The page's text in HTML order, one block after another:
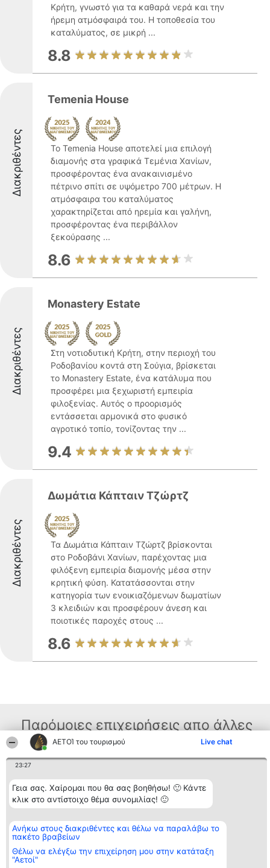
ΑΕΤΟΊ του τουρισμού Live chat
23:27
Γεια σας. Χαίρομαι που θα σας βοηθήσω! 🙂 Κάντε
κλικ στο αντίστοιχο θέμα συνομιλίας! 🙂
Ανήκω στους διακριθέντες και θέλω να παραλάβω το
πακέτο βραβείων
Θέλω να ελέγξω την επιχείρηση μου στην κατάταξη
"Αετοί"
Κρήτη, γνωστό για τα καθαρά νερά και την
ήρεμη ατμόσφαιρά του. Η τοποθεσία του
καταλύματος, σε μικρή ...
8.8
Διακριθέντες
Temenia House
Το Temenia House αποτελεί μια επιλογή
διαμονής στα γραφικά Τεμένια Χανίων,
προσφέροντας ένα ανακαινισμένο
πέτρινο σπίτι σε υψόμετρο 700 μέτρων. Η
ατμόσφαιρα του καταλύματος
χαρακτηρίζεται από ηρεμία και γαλήνη,
προσφέροντας ένα περιβάλλον
ξεκούρασης ...
8.6
Διακριθέντες
Monastery Estate
Στη νοτιοδυτική Κρήτη, στην περιοχή του
Ροδοβανίου κοντά στη Σούγια, βρίσκεται
το Monastery Estate, ένα κατάλυμα που
προσφέρει μια ξεχωριστή εμπειρία
φιλοξενίας. Αυτός ο προορισμός
εντάσσεται αρμονικά στο φυσικό
αγροτικό τοπίο, τονίζοντας την ...
9.4
Διακριθέντες
Δωμάτια Κάπταιν Τζώρτζ
Τα Δωμάτια Κάπταιν Τζώρτζ βρίσκονται
στο Ροδοβάνι Χανίων, παρέχοντας μια
φιλόξενη εμπειρία διαμονής μέσα στην
κρητική φύση. Κατατάσσονται στην
κατηγορία των ενοικιαζόμενων δωματίων
3 κλειδιών και προσφέρουν άνεση και
ποιοτικές παροχές στους ...
8.6
Παρόμοιες επιχειρήσεις απο άλλες
περιοχές
Διοργανωτής της
κατάταξης
BEAUTIFUL COMPANY
ΤΗΛ. ΕΠΙΚΟΙΝΩΝΙΑΣ:
2104128019
email:
aetoi@beautifulcompany.co
Κατάταξη
Διακριθέντες
Λίστα όλων
διακριθέντων
Μεθοδολογία
προϋποθέσεις
ΠΟΛΙΤΙΚΗ
Επικοινωνία